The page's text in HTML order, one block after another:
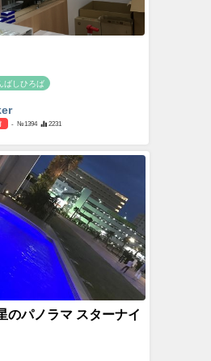
ばしひろば
- №1394 2231
のパノラマ スターナイ